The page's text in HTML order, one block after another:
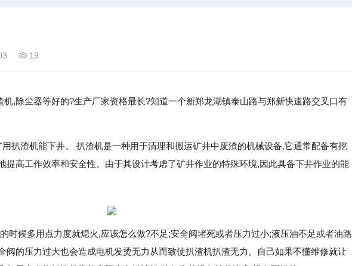
19
机,除尘器等好的?生产厂家资格最长?知道一个新郑龙湖镇泰山路与郑新快速路交叉口有
扒渣机能下井。 扒渣机是一种用于清理和搬运矿井中废渣的机械设备,它通常配备有挖
提高工作效率和安全性。由于其设计考虑了矿井作业的特殊环境,因此具备下井作业的能
时候多用点力度就熄火,应该怎么做?不足;安全阀堵死或者压力过小;液压油不足或者油路
阀的压力过大也会造成电机发烫无力从而致使扒渣机扒渣无力。自己如果不懂维修就让